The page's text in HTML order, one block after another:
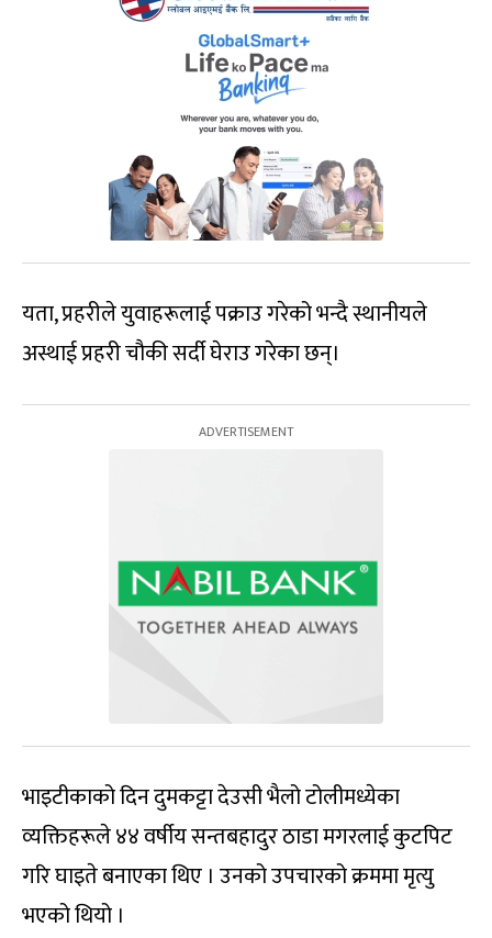
यता, प्रहरीले युवाहरूलाई पक्राउ गरेको भन्‍दै स्थानीयले
अस्थाई प्रहरी चौकी सर्दी घेराउ गरेका छन्।
भाइटीकाको दिन दुमकट्टा देउसी भैलो टोलीमध्येका
व्‍यक्तिहरूले ४४ वर्षीय सन्तबहादुर ठाडा मगरलाई कुटपिट
गरि घाइते बनाएका थिए । उनको उपचारको क्रममा मृत्यु
भएको थियो ।